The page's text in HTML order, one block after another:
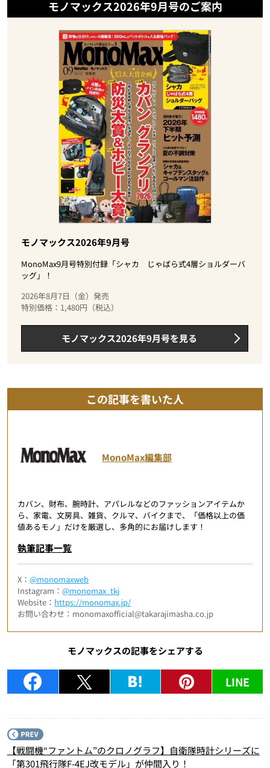
モノマックス2026年9月号のご案内
モノマックス2026年9月号
MonoMax9月号特別付録「シャカ じゃばら式4層ショルダーバ
ッグ」！
2026年8月7日（金）発売
特別価格：1,480円（税込）
モノマックス2026年9月号を見る
この記事を書いた人
MonoMax編集部
カバン、財布、腕時計、アパレルなどのファッションアイテムか
ら、家電、文房具、雑貨、クルマ、バイクまで、「価格以上の価
値あるモノ」だけを厳選し、多角的にお届けします！
執筆記事一覧
X：@monomaxweb
Instagram：@monomax_tkj
Website： https://monomax.jp/
お問い合わせ：monomaxofficial@takarajimasha.co.jp
モノマックスの記事をシェアする
LINE
【戦闘機“ファントム”のクロノグラフ】自衛隊時計シリーズに
「第301飛行隊F-4EJ改モデル」が仲間入り！